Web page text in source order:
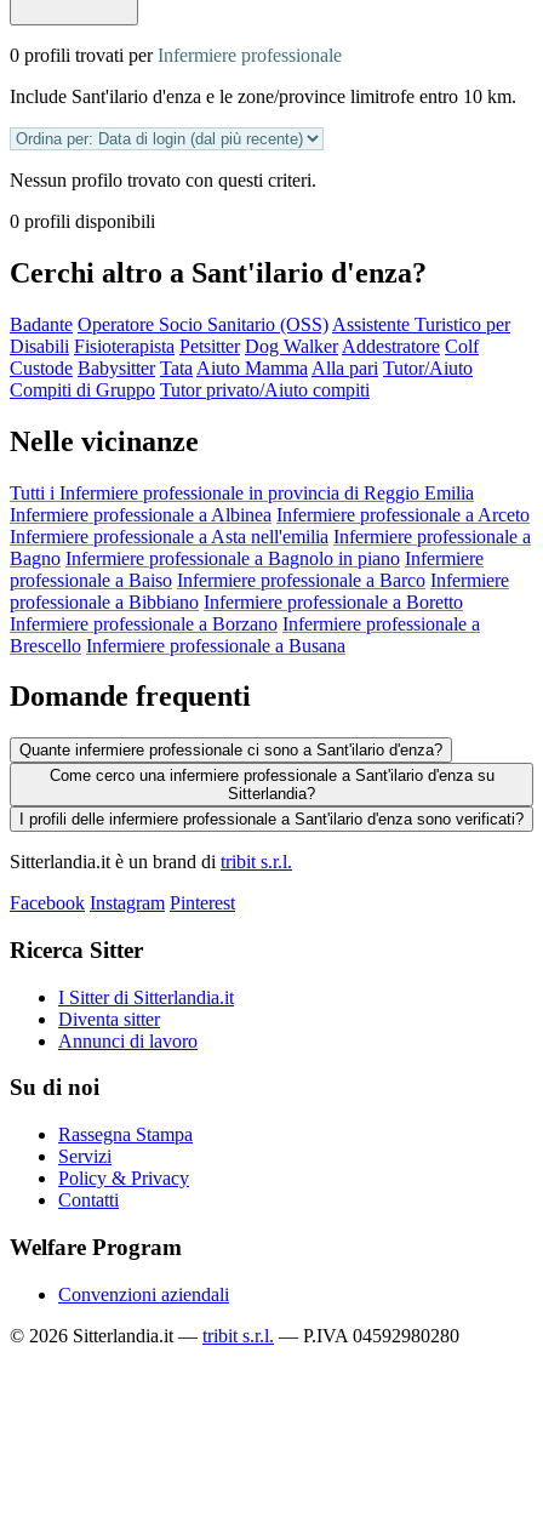
0 profili trovati perInfermiere professionale
Include Sant'ilario d'enza e le zone/province limitrofe entro 10 km.
Nessun profilo trovato con questi criteri.
0 profili disponibili
Cerchi altro a Sant'ilario d'enza?
Badante Operatore Socio Sanitario (OSS) Assistente Turistico per
Disabili Fisioterapista Petsitter Dog Walker Addestratore Colf
Custode Babysitter Tata Aiuto Mamma Alla pari Tutor/Aiuto
Compiti di Gruppo Tutor privato/Aiuto compiti
Nelle vicinanze
Tutti i Infermiere professionale in provincia di Reggio Emilia
Infermiere professionale a Albinea Infermiere professionale a Arceto
Infermiere professionale a Asta nell'emilia Infermiere professionale a
Bagno Infermiere professionale a Bagnolo in piano Infermiere
professionale a Baiso Infermiere professionale a Barco Infermiere
professionale a Bibbiano Infermiere professionale a Boretto
Infermiere professionale a Borzano Infermiere professionale a
Brescello Infermiere professionale a Busana
Domande frequenti
Quante infermiere professionale ci sono a Sant'ilario d'enza?
Come cerco una infermiere professionale a Sant'ilario d'enza su
Sitterlandia?
I profili delle infermiere professionale a Sant'ilario d'enza sono verificati?
Sitterlandia.it è un brand di tribit s.r.l.
Facebook Instagram Pinterest
Ricerca Sitter
I Sitter di Sitterlandia.it
Diventa sitter
Annunci di lavoro
Su di noi
Rassegna Stampa
Servizi
Policy & Privacy
Contatti
Welfare Program
Convenzioni aziendali
© 2026 Sitterlandia.it — tribit s.r.l. — P.IVA 04592980280